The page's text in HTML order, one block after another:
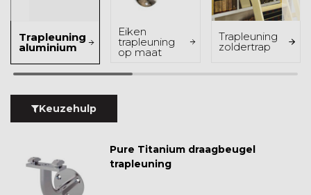
Eiken
trapleuning
op maat
Trapleuning
zoldertrap
Trapleuning
aluminium
Keuzehulp
Pure Titanium draagbeugel
trapleuning